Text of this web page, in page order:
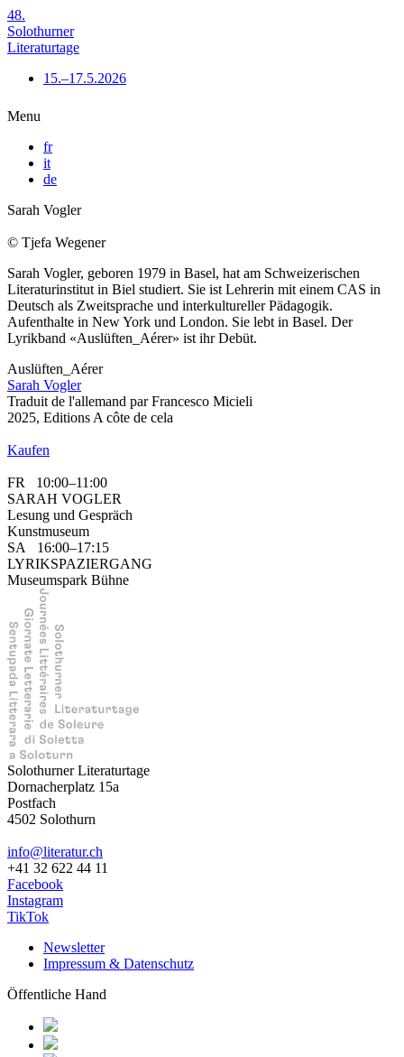
48.
Solothurner
Literaturtage
15.–17.5.2026
Menu
fr
it
de
Sarah Vogler
© Tjefa Wegener
Sarah Vogler, geboren 1979 in Basel, hat am Schweizerischen
Literaturinstitut in Biel studiert. Sie ist Lehrerin mit einem CAS in
Deutsch als Zweitsprache und interkultureller Pädagogik.
Aufenthalte in New York und London. Sie lebt in Basel. Der
Lyrikband «Auslüften_Aérer» ist ihr Debüt.
Auslüften_Aérer
Sarah Vogler
Traduit de l'allemand par Francesco Micieli
2025, Editions A côte de cela
Kaufen
FR 10:00–11:00
SARAH VOGLER
Lesung und Gespräch
Kunstmuseum
SA 16:00–17:15
LYRIKSPAZIERGANG
Museumspark Bühne
Solothurner Literaturtage
Dornacherplatz 15a
Postfach
4502 Solothurn
info@literatur.ch
+41 32 622 44 11
Facebook
Instagram
TikTok
Newsletter
Impressum & Datenschutz
Öffentliche Hand